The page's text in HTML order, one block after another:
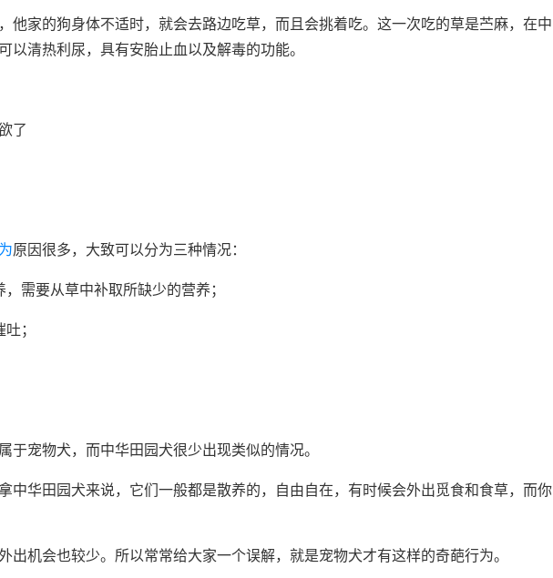
他家的狗身体不适时，就会去路边吃草，而且会挑着吃。这一次吃的草是苎麻，在中
以清热利尿，具有安胎止血以及解毒的功能。
了
原因很多，大致可以分为三种情况：
需要从草中补取所缺少的营养；
；
于宠物犬，而中华田园犬很少出现类似的情况。
中华田园犬来说，它们一般都是散养的，自由自在，有时候会外出觅食和食草，而你
出机会也较少。所以常常给大家一个误解，就是宠物犬才有这样的奇葩行为。